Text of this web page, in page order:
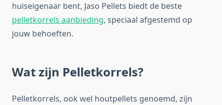
huiseigenaar bent, Jaso Pellets biedt de beste
pelletkorrels aanbieding, speciaal afgestemd op
jouw behoeften.
Wat zijn Pelletkorrels?
Pelletkorrels, ook wel houtpellets genoemd, zijn